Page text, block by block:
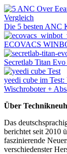
Die 5 besten ANC
ECOVACS
Secretlab Titan
yeedi cube im
Wischroboter +
Über
Das
berichtet seit 2010
faszinierende
verschiedenster